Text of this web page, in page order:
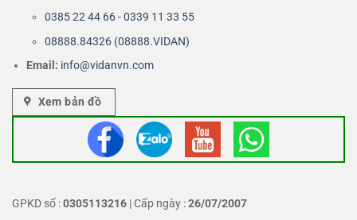
0385 22 44 66 - 0339 11 33 55
08888.84326 (08888.VIDAN)
Email: info@vidanvn.com
Xem bản đồ
GPKD số :0305113216 | Cấp ngày :26/07/2007